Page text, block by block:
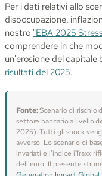
Per i dati relativi allo
disoccupazione,
nostro "EBA 2025
comprendere in che
un'erosione del capitale
risultati del 2025.
Fonte:Scenario di rischio
settore bancario a livello
2025). Tutti gli shock
avverso. Lo scenario di
invariati e l'indice iTraxx
dell'euro. Il presente